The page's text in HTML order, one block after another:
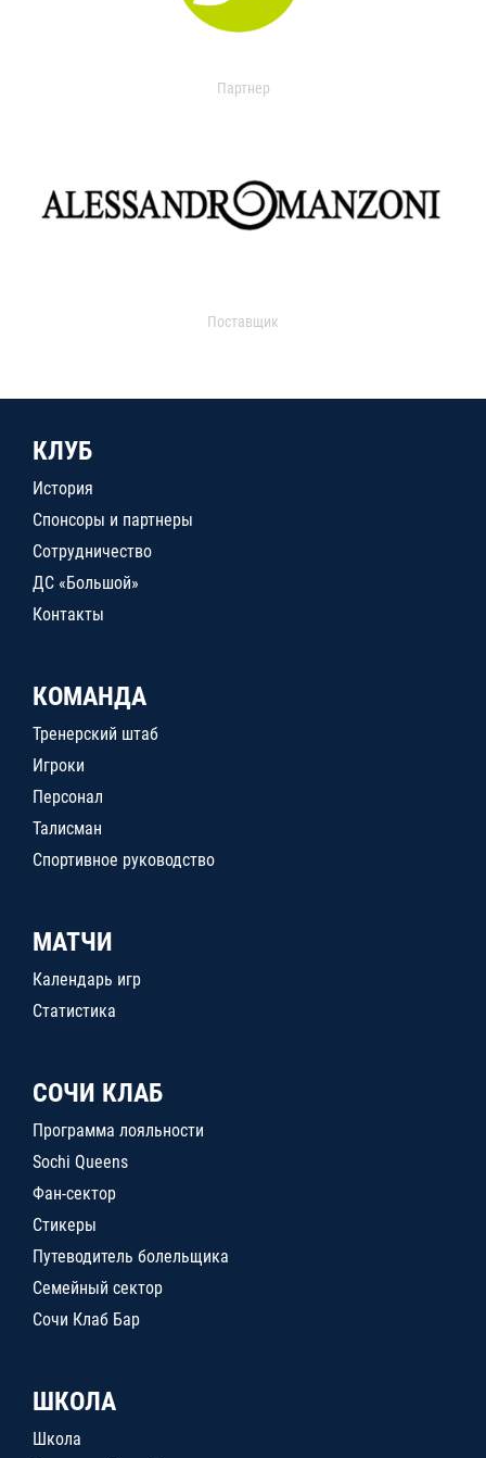
Партнер
Поставщик
КЛУБ
История
Спонсоры и партнеры
Сотрудничество
ДС «Большой»
Контакты
КОМАНДА
Тренерский штаб
Игроки
Персонал
Талисман
Спортивное руководство
МАТЧИ
Календарь игр
Статистика
СОЧИ КЛАБ
Программа лояльности
Sochi Queens
Фан-сектор
Стикеры
Путеводитель болельщика
Семейный сектор
Сочи Клаб Бар
ШКОЛА
Школа